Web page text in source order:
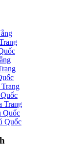
Trang
Quốc
Quốc